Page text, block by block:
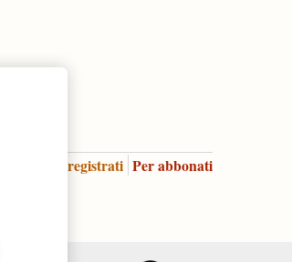
Per registrati Per abbonati